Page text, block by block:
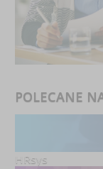
POLECANE
HRsys